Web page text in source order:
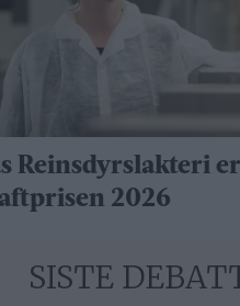
Reinsdyrslakteri
2026
SISTE